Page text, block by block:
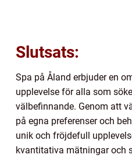
Slutsats:
Spa på Åland erbjuder en
upplevelse för alla som
välbefinnande. Genom att
på egna preferenser och
unik och fröjdefull
kvantitativa mätningar och